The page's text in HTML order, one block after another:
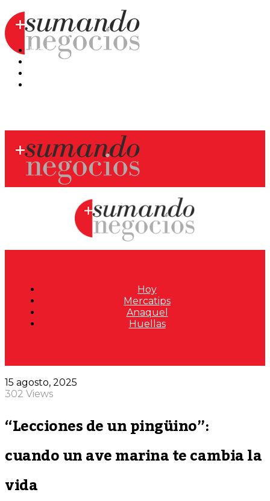
Hoy
Mercatips
Hoy
Mercatips
Anaquel
Huellas
15 agosto, 2025
302 Views
“Lecciones de un pingüino”:
cuando un ave marina te cambia la
vida